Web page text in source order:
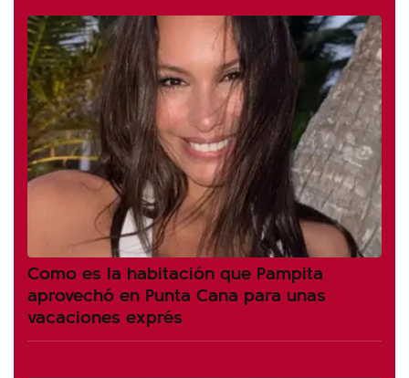
Como es la habitación que Pampita
aprovechó en Punta Cana para unas
vacaciones exprés